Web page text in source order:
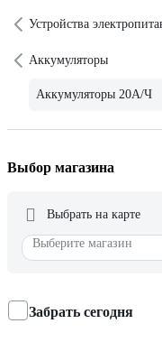
Устройства
Аккумуляторы
Аккумуляторы 20А/Ч
Выбор магазина
Выбрать на карте
Выберите магазин
Забрать сегодня